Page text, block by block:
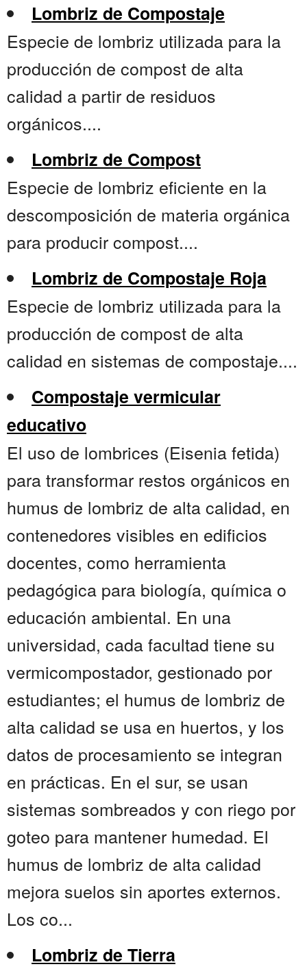
Lombriz de Compostaje
Especie de lombriz utilizada para la
producción de compost de alta
calidad a partir de residuos
orgánicos....
Lombriz de Compost
Especie de lombriz eficiente en la
descomposición de materia orgánica
para producir compost....
Lombriz de Compostaje Roja
Especie de lombriz utilizada para la
producción de compost de alta
calidad en sistemas de compostaje....
Compostaje vermicular
educativo
El uso de lombrices (Eisenia fetida)
para transformar restos orgánicos en
humus de lombriz de alta calidad, en
contenedores visibles en edificios
docentes, como herramienta
pedagógica para biología, química o
educación ambiental. En una
universidad, cada facultad tiene su
vermicompostador, gestionado por
estudiantes; el humus de lombriz de
alta calidad se usa en huertos, y los
datos de procesamiento se integran
en prácticas. En el sur, se usan
sistemas sombreados y con riego por
goteo para mantener humedad. El
humus de lombriz de alta calidad
mejora suelos sin aportes externos.
Los co...
Lombriz de Tierra